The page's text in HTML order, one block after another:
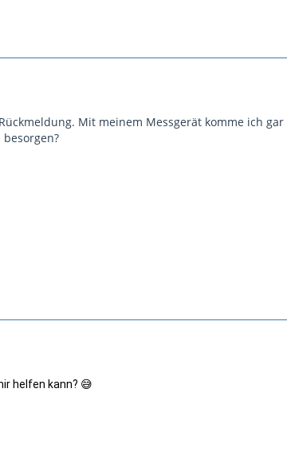
Mit meinem Messgerät komme ich
helfen kann? 😅